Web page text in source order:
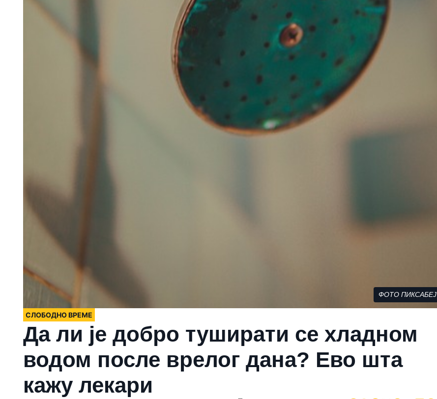
ФОТО ПИКСАБЕЈ
СЛОБОДНО ВРЕМЕ
Да ли је добро туширати се хладном
водом после врелог дана? Ево шта
кажу лекари